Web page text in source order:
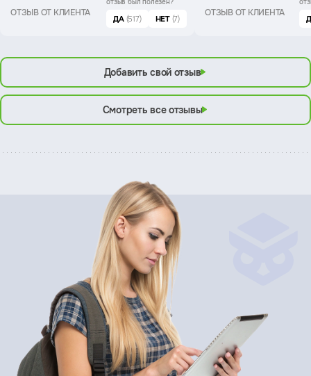
ОТЗЫВ ОТ КЛИЕНТА
ДА (517) НЕТ (7)
ОТЗЫВ ОТ КЛИЕНТА
Добавить свой отзыв
Смотреть все отзывы